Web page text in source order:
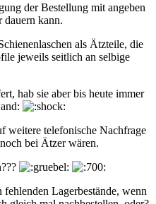
der Bestellung mit angeben
dauern kann.
als Ätzteile, die
jeweils seitlich an selbige
hab sie aber bis heute immer
weitere telefonische Nachfrage
bei Ätzer wären.
Lagerbestände, wenn